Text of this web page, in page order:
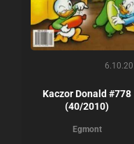
Kaczor Donald #778
(40/2010)
Egmont